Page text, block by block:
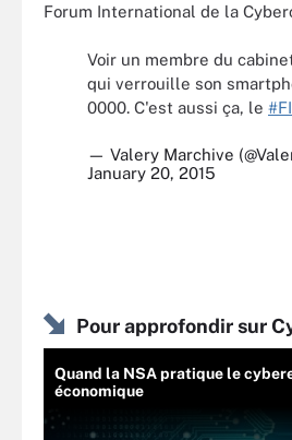
Forum International de la
Voir un membre du
qui verrouille son
0000. C'est aussi ça, le
— Valery Marchive
January 20, 2015
Pour approfondir sur
Quand la NSA pratique le
économique